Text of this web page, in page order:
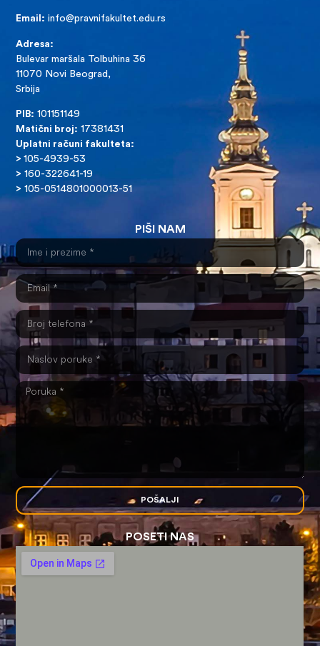
Email: info@pravnifakultet.edu.rs
Adresa:
Bulevar maršala Tolbuhina 36
11070 Novi Beograd,
Srbija
PIB: 101151149
Matični broj: 17381431
Uplatni računi fakulteta:
>105-4939-53
> 160-322641-19
> 105-0514801000013-51
PIŠI NAM
POŠALJI
POSETI NAS